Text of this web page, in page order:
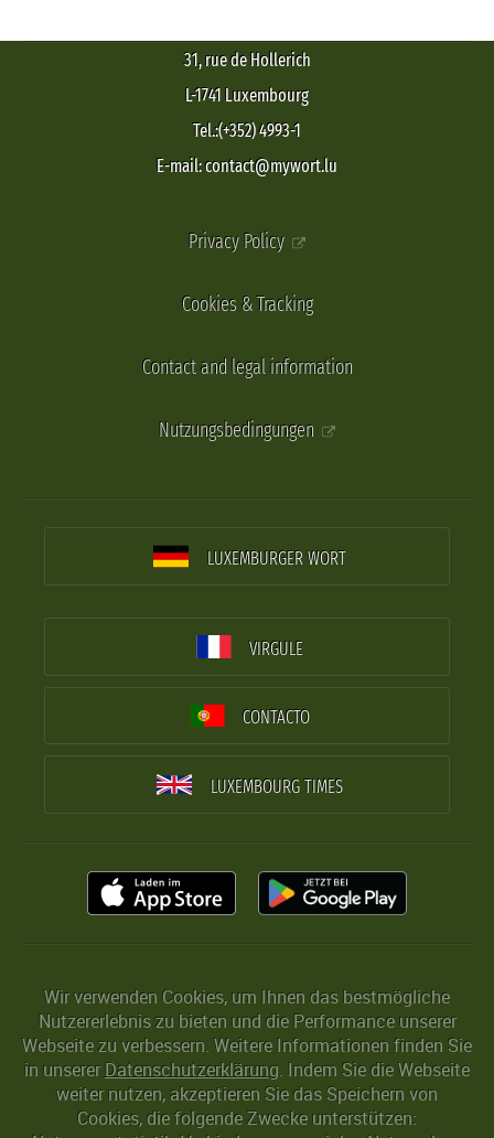
31, rue de Hollerich
L-1741 Luxembourg
Tel.:(+352) 4993-1
E-mail: contact@mywort.lu
Privacy Policy
Cookies & Tracking
Contact and legal information
Nutzungsbedingungen
LUXEMBURGER WORT
VIRGULE
CONTACTO
LUXEMBOURG TIMES
Wir verwenden Cookies, um Ihnen das bestmögliche
Nutzererlebnis zu bieten und die Performance unserer
Webseite zu verbessern. Weitere Informationen finden Sie
in unserer Datenschutzerklärung. Indem Sie die Webseite
weiter nutzen, akzeptieren Sie das Speichern von
Cookies, die folgende Zwecke unterstützen: